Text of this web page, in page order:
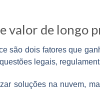
valor de longo
são dois fatores que
legais,
soluções na nuvem,